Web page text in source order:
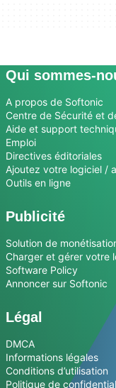
Qui sommes-
A propos de Softonic
Centre de Sécurité et
Aide et support
Emploi
Directives éditoriales
Ajoutez votre logiciel /
Outils en ligne
Publicité
Solution de
Charger et gérer votre
Software Policy
Annoncer sur Softonic
Légal
DMCA
Informations légales
Conditions d’utilisation
Politique de